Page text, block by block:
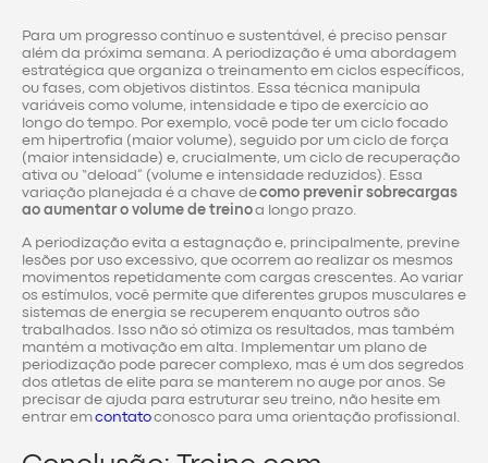
Para um progresso contínuo e sustentável, é preciso pensar
além da próxima semana. A periodização é uma abordagem
estratégica que organiza o treinamento em ciclos específicos,
ou fases, com objetivos distintos. Essa técnica manipula
variáveis como volume, intensidade e tipo de exercício ao
longo do tempo. Por exemplo, você pode ter um ciclo focado
em hipertrofia (maior volume), seguido por um ciclo de força
(maior intensidade) e, crucialmente, um ciclo de recuperação
ativa ou “deload” (volume e intensidade reduzidos). Essa
variação planejada é a chave decomo prevenir sobrecargas
ao aumentar o volume de treinoa longo prazo.
A periodização evita a estagnação e, principalmente, previne
lesões por uso excessivo, que ocorrem ao realizar os mesmos
movimentos repetidamente com cargas crescentes. Ao variar
os estímulos, você permite que diferentes grupos musculares e
sistemas de energia se recuperem enquanto outros são
trabalhados. Isso não só otimiza os resultados, mas também
mantém a motivação em alta. Implementar um plano de
periodização pode parecer complexo, mas é um dos segredos
dos atletas de elite para se manterem no auge por anos. Se
precisar de ajuda para estruturar seu treino, não hesite em
entrar emcontatoconosco para uma orientação profissional.